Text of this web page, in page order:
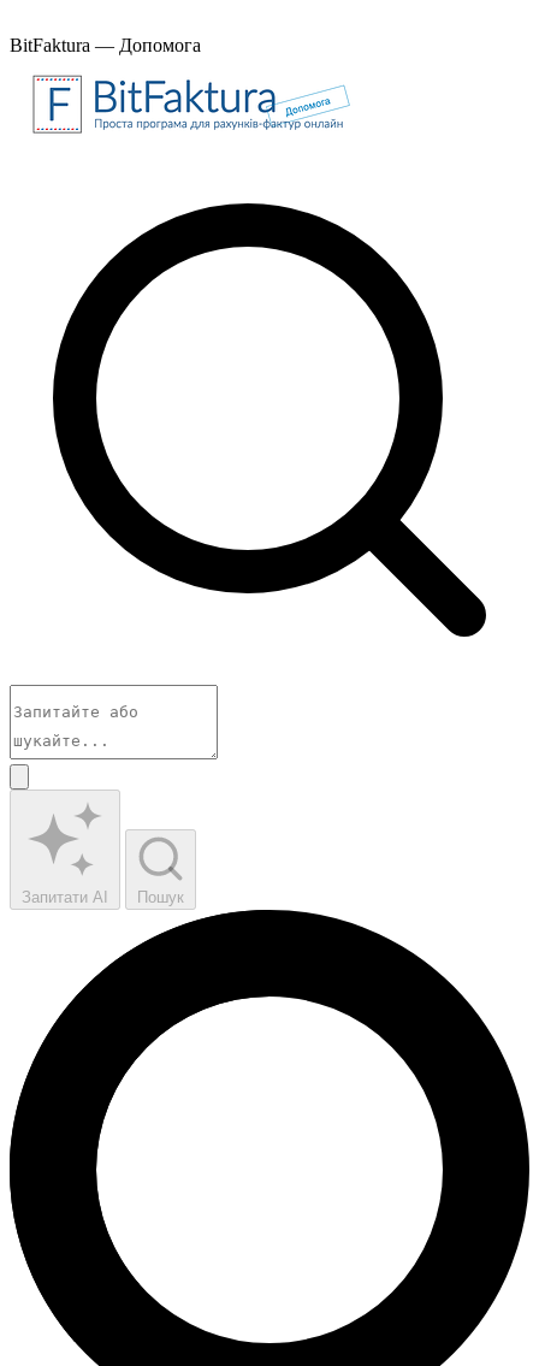
BitFaktura — Допомога
Запитати AI Пошук